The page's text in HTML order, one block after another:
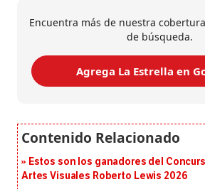
Encuentra más de nuestra
de búsqueda.
Agrega La Estrella en
Estos son los ganadores del
Artes Visuales Roberto Lewis 2026